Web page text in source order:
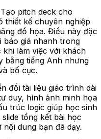
Tạo pitch deck cho
thiết kế chuyên nghiệp
đồ họa. Điều này đặc
báo giá nhanh trong
làm việc với khách
bằng tiếng Anh nhưng
bố cục.
đổi tài liệu giáo trình dài
duy, hình ảnh minh họa
trúc logic giúp học sinh
tổng kết bài học
dung bạn đã dạy.